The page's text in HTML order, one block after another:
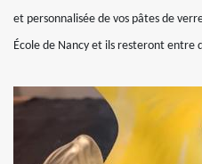
et personnalisée de vos pâtes de
École de Nancy et ils resteront entre